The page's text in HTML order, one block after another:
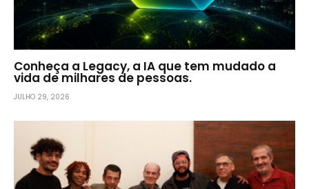
Conheça a Legacy, a IA que tem mudado a
vida de milhares de pessoas.
JULHO 29, 2026